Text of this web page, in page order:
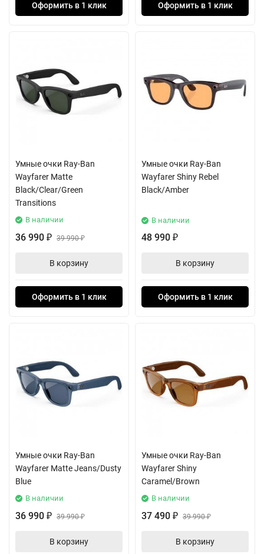
Оформить в 1 клик Оформить в 1 клик
Умные очки Ray-Ban
Wayfarer Matte
Black/Clear/Green
Transitions
В наличии
36 990 ₽ 39 990₽
В корзину
Оформить в 1 клик
Умные очки Ray-Ban
Wayfarer Shiny Rebel
Black/Amber
В наличии
48 990 ₽
В корзину
Оформить в 1 клик
Умные очки Ray-Ban
Wayfarer Matte Jeans/Dusty
Blue
В наличии
36 990 ₽ 39 990₽
В корзину
Умные очки Ray-Ban
Wayfarer Shiny
Caramel/Brown
В наличии
37 490 ₽ 39 990₽
В корзину